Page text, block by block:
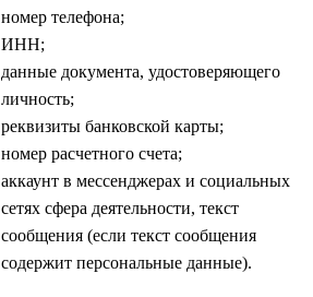
номер телефона;
ИНН;
данные документа, удостоверяющего
личность;
реквизиты банковской карты;
номер расчетного счета;
аккаунт в мессенджерах и социальных
сетях сфера деятельности, текст
сообщения (если текст сообщения
содержит персональные данные).